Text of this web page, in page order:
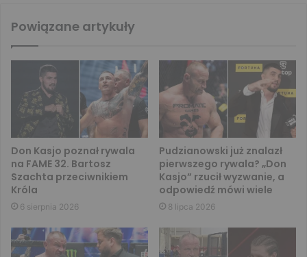
Powiązane artykuły
Don Kasjo poznał rywala
na FAME 32. Bartosz
Szachta przeciwnikiem
Króla
6 sierpnia 2026
Pudzianowski już znalazł
pierwszego rywala? „Don
Kasjo” rzucił wyzwanie, a
odpowiedź mówi wiele
8 lipca 2026